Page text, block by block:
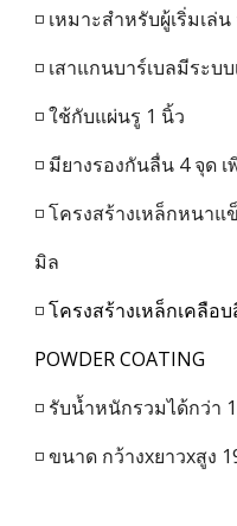
◽ เหมาะสำหรับผู้เริ่มเ
◽ เสาแกนบาร์เบลมีระ
◽ ใช้กับแผ่นรู 1 นิ้ว
◽ มียางรองกันลื่น 4 จุด
◽ โครงสร้างเหล็กหนา
มิล
◽โครงสร้างเหล็กเคลือบ
POWDER COATING
◽ รับน้ำหนักรวมได้กว่า
◽ ขนาด กว้างxยาวxสูง